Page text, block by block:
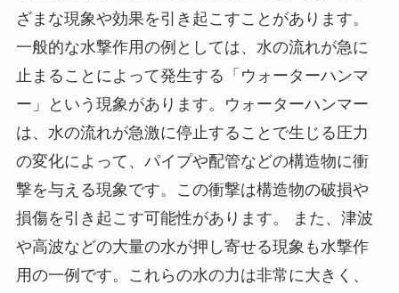
ざまな現象や効果を引き起こすことがあります。
一般的な水撃作用の例としては、水の流れが急に
止まることによって発生する「ウォーターハンマ
ー」という現象があります。ウォーターハンマー
は、水の流れが急激に停止することで生じる圧力
の変化によって、パイプや配管などの構造物に衝
撃を与える現象です。この衝撃は構造物の破損や
損傷を引き起こす可能性があります。 また、津波
や高波などの大量の水が押し寄せる現象も水撃作
用の一例です。これらの水の力は非常に大きく、